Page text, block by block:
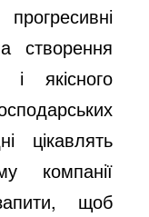
створення
і якісного
цікавлять
компанії
щоб